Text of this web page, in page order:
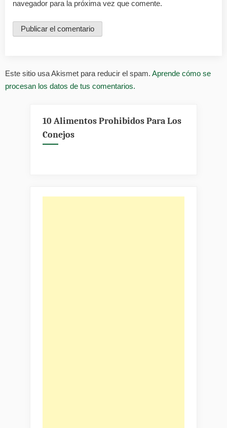
navegador para la próxima vez que comente.
Este sitio usa Akismet para reducir el spam. Aprende cómo se
procesan los datos de tus comentarios.
10 Alimentos Prohibidos Para Los
Conejos